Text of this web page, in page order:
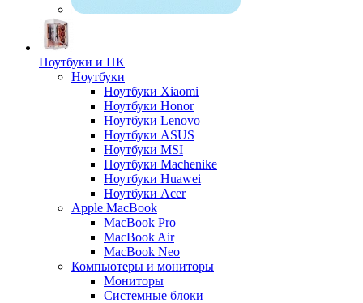
Ноутбуки и ПК
Ноутбуки
Ноутбуки Xiaomi
Ноутбуки Honor
Ноутбуки Lenovo
Ноутбуки ASUS
Ноутбуки MSI
Ноутбуки Machenike
Ноутбуки Huawei
Ноутбуки Acer
Apple MacBook
MacBook Pro
MacBook Air
MacBook Neo
Компьютеры и мониторы
Мониторы
Системные блоки